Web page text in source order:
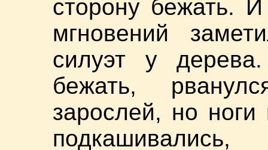
сторону бежать. И
мгновений
силуэт у
бежать,
зарослей, но